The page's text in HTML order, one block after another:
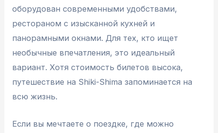
оборудован современными удобствами,
рестораном с изысканной кухней и
панорамными окнами. Для тех, кто ищет
необычные впечатления, это идеальный
вариант. Хотя стоимость билетов высока,
путешествие на Shiki-Shima запоминается на
всю жизнь.
Если вы мечтаете о поездке, где можно